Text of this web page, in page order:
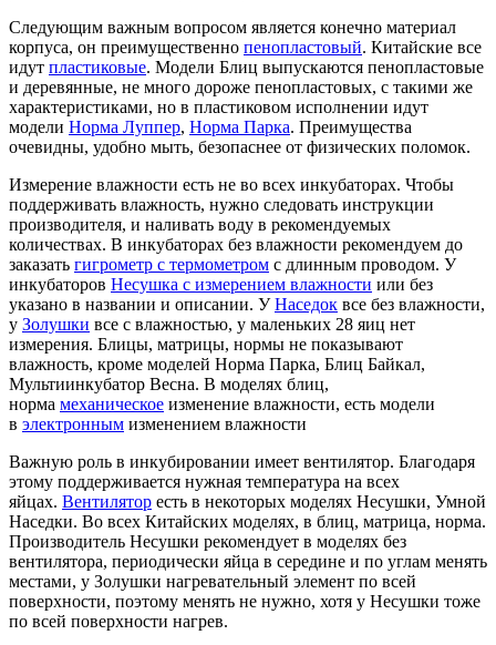
Следующим важным вопросом является конечно материал
корпуса, он преимущественно пенопластовый. Китайские все
идут пластиковые. Модели Блиц выпускаются пенопластовые
и деревянные, не много дороже пенопластовых, с такими же
характеристиками, но в пластиковом исполнении идут
модели Норма Луппер, Норма Парка. Преимущества
очевидны, удобно мыть, безопаснее от физических поломок.
Измерение влажности есть не во всех инкубаторах. Чтобы
поддерживать влажность, нужно следовать инструкции
производителя, и наливать воду в рекомендуемых
количествах. В инкубаторах без влажности рекомендуем до
заказать гигрометр с термометром с длинным проводом. У
инкубаторов Несушка с измерением влажности или без
указано в названии и описании. УНаседок все без влажности,
у Золушки все с влажностью, у маленьких 28 яиц нет
измерения. Блицы, матрицы, нормы не показывают
влажность, кроме моделей Норма Парка, Блиц Байкал,
Мультиинкубатор Весна. В моделях блиц,
норма механическое изменение влажности, есть модели
в электронным изменением влажности
Важную роль в инкубировании имеет вентилятор. Благодаря
этому поддерживается нужная температура на всех
яйцах. Вентилятор есть в некоторых моделях Несушки, Умной
Наседки. Во всех Китайских моделях, в блиц, матрица, норма.
Производитель Несушки рекомендует в моделях без
вентилятора, периодически яйца в середине и по углам менять
местами, у Золушки нагревательный элемент по всей
поверхности, поэтому менять не нужно, хотя у Несушки тоже
по всей поверхности нагрев.